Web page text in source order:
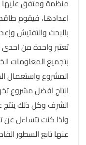
منظمة ومتفق
اعدادها، فيقوم
بالبحث والتفتيش
تعتبر واحدة من
بتجميع المعلومات
المشروع واستعمال
انتاج افضل مشروع
الشرف وكل ذلك ينتج
واذا كنت تتساءل عن
عنها تابع السطور